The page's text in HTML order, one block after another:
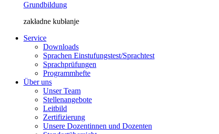
Grundbildung
zakładne kubłanje
Service
Downloads
Sprachen Einstufungstest/Sprachtest
Sprachprüfungen
Programmhefte
Über uns
Unser Team
Stellenangebote
Leitbild
Zertifizierung
Unsere Dozentinnen und Dozenten